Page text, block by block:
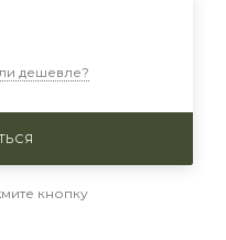
дешевле?
кнопку